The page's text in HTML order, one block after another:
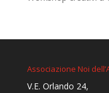
Associazione Noi
V.E. Orlando 24,